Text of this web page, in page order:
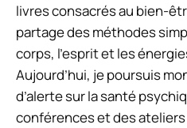
livres consacrés au bien-
partage des méthodes
corps, l’esprit et les
Aujourd’hui, je poursuis
d’alerte sur la santé
conférences et des